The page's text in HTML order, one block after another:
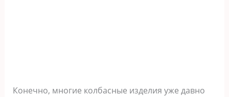
Конечно, многие колбасные изделия уже давно